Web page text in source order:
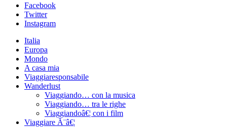
Facebook
Twitter
Instagram
Italia
Europa
Mondo
A casa mia
Viaggiaresponsabile
Wanderlust
Viaggiando… con la musica
Viaggiando… tra le righe
Viaggiandoâ€¦ con i film
Viaggiare Ã¨â€¦